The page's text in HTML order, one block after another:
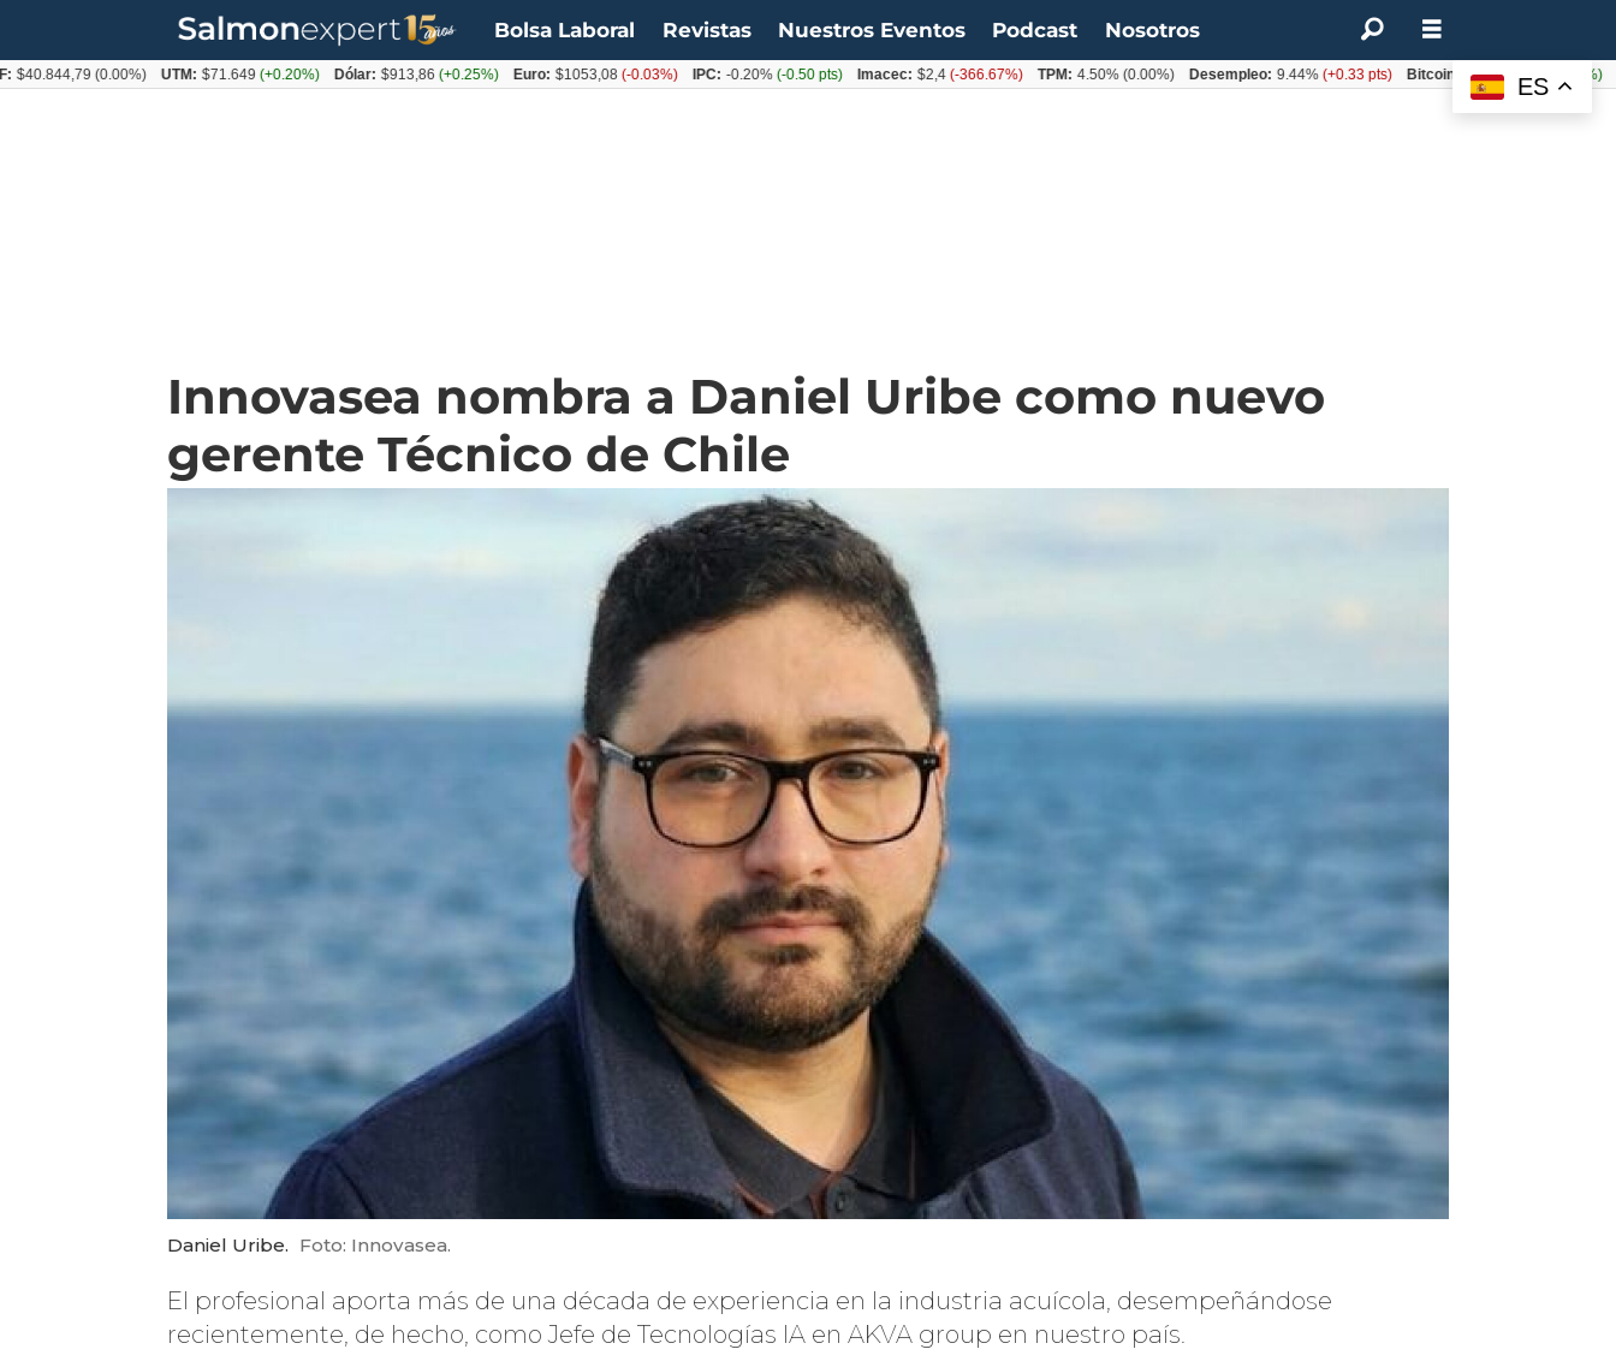
Bolsa Laboral Revistas Nuestros Eventos Podcast Nosotros
Innovasea nombra a Daniel Uribe como nuevo
gerente Técnico de Chile
Daniel Uribe. Foto: Innovasea.
El profesional aporta más de una década de experiencia en la industria acuícola, desempeñándose
recientemente, de hecho, como Jefe de Tecnologías IA en AKVA group en nuestro país.
ES
(0.00%) UTM: $71.649(+0.20%) Dólar: $913,86(+0.25%) Euro: $1053,08 (-0.03%) IPC: -0.20% (-0.50 pts) Imacec: $2,4(-366.67%) TPM: 4.50% (0.00%) Desempleo: 9.44% (+0.33 pts) Bitcoin: $64.600,08(+2.93%) UF: